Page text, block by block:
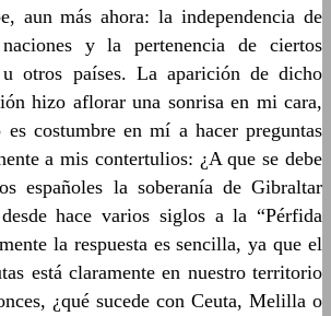
aun más ahora: la independencia de
y la pertenencia de ciertos
otros países. La aparición de dicho
hizo aflorar una sonrisa en mi cara,
es costumbre en mí a hacer preguntas
a mis contertulios: ¿A que se debe
españoles la soberanía de Gibraltar
hace varios siglos a la “Pérfida
la respuesta es sencilla, ya que el
está claramente en nuestro territorio
¿qué sucede con Ceuta, Melilla o